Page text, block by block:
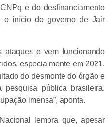
e do desfinanciamento
o início do governo de Jair
ataques e vem funcionando
especialmente em 2021.
do desmonte do órgão e
pesquisa pública brasileira.
imensa”, aponta.
lembra que, apesar